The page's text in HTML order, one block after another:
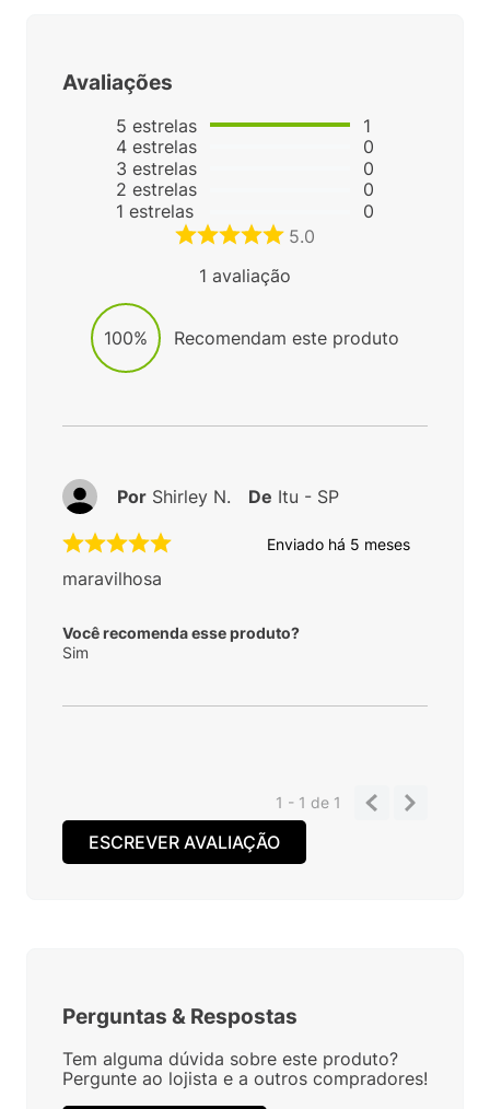
Avaliações
5 estrelas
4 estrelas
3 estrelas
2 estrelas
1 estrelas
1
0
0
0
0
5.0
1 avaliação
100% Recomendam este produto
Enviado há 5 meses
maravilhosa
Você recomenda esse produto?
Sim
Por Shirley N. De Itu - SP
1 - 1de 1
ESCREVER AVALIAÇÃO
Perguntas & Respostas
Tem alguma dúvida sobre este produto?
Pergunte ao lojista e a outros compradores!